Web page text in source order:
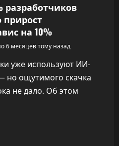
разработчиков
на 10%
6 месяцев тому назад
уже используют ИИ-
но ощутимого скачка
не дало. Об этом